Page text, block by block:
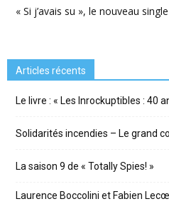
« Si j’avais su », le nouveau
Articles récents
Le livre : « Les Inrockuptibles : 40
Solidarités incendies – Le grand
La saison 9 de « Totally Spies! »
Laurence Boccolini et Fabien